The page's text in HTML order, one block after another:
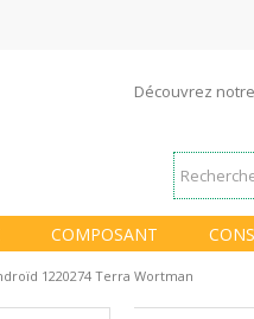
Découvrez
COMPOSANT
1220274 Terra Wortman